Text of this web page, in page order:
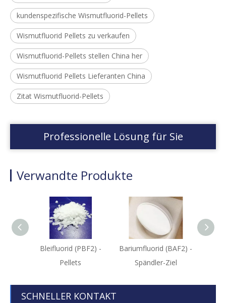
kundenspezifische Wismutfluorid-Pellets
Wismutfluorid Pellets zu verkaufen
Wismutfluorid-Pellets stellen China her
Wismutfluorid Pellets Lieferanten China
Zitat Wismutfluorid-Pellets
Professionelle Lösung für Sie
Verwandte Produkte
Bleifluorid (PBF2) -
Pellets
Bariumfluorid (BAF2) -
Spändler-Ziel
SCHNELLER KONTAKT